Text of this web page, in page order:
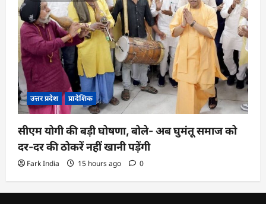
उत्तर प्रदेश प्रादेशिक
सीएम योगी की बड़ी घोषणा, बोले- अब घुमंतू समाज को
दर-दर की ठोकरें नहीं खानी पड़ेंगी
Fark India 15 hours ago 0